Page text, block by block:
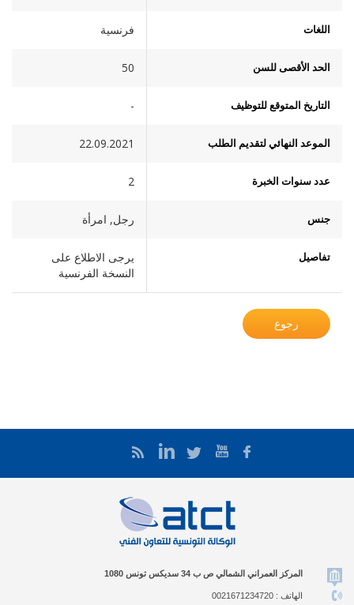
اللغات فرنسية
الحد الأقصى للسن 50
التاريخ المتوقع للتوظيف -
الموعد النهائي لتقديم الطلب 22.09.2021
عدد سنوات الخبرة 2
جنس رجل, امرأة
تفاصيل
يرجى الاطلاع على
النسخة الفرنسية
رجوع
المركز العمراني الشمالي ص ب 34 سديكس تونس 1080
الهاتف : 0021671234720